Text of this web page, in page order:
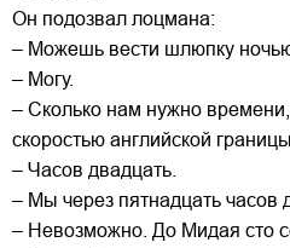
Он подозвал лоцмана:
– Можешь вести шлюпку
– Могу.
– Сколько нам нужно времени,
скоростью английской границы.
– Часов двадцать.
– Мы через пятнадцать
– Невозможно. До Мидая сто